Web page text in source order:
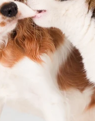
Hpm Gato Weight Loss &